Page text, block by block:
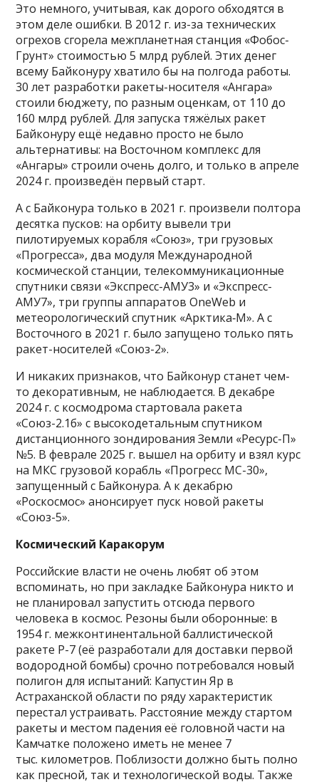
Это немного, учитывая, как дорого обходятся в
этом деле ошибки. В 2012 г. из-за технических
огрехов сгорела межпланетная станция «Фобос-
Грунт» стоимостью 5 млрд рублей. Этих денег
всему Байконуру хватило бы на полгода работы.
30 лет разработки ракеты-носителя «Ангара»
стоили бюджету, по разным оценкам, от 110 до
160 млрд рублей. Для запуска тяжёлых ракет
Байконуру ещё недавно просто не было
альтернативы: на Восточном комплекс для
«Ангары» строили очень долго, и только в апреле
2024 г. произведён первый старт.
А с Байконура только в 2021 г. произвели полтора
десятка пусков: на орбиту вывели три
пилотируемых корабля «Союз», три грузовых
«Прогресса», два модуля Международной
космической станции, телекоммуникационные
спутники связи «Экспресс-АМУ3» и «Экспресс-
АМУ7», три группы аппаратов OneWeb и
метеорологический спутник «Арктика‑М». А с
Восточного в 2021 г. было запущено только пять
ракет-носителей «Союз-2».
И никаких признаков, что Байконур станет чем-
то декоративным, не наблюдается. В декабре
2024 г. с космодрома стартовала ракета
«Союз-2.1б» с высокодетальным спутником
дистанционного зондирования Земли «Ресурс-П»
№5. В феврале 2025 г. вышел на орбиту и взял курс
на МКС грузовой корабль «Прогресс МС-30»,
запущенный с Байконура. А к декабрю
«Роскосмос» анонсирует пуск новой ракеты
«Союз-5».
Космический Каракорум
Российские власти не очень любят об этом
вспоминать, но при закладке Байконура никто и
не планировал запустить отсюда первого
человека в космос. Резоны были оборонные: в
1954 г. межконтинентальной баллистической
ракете Р-7 (её разработали для доставки первой
водородной бомбы) срочно потребовался новый
полигон для испытаний: Капустин Яр в
Астраханской области по ряду характеристик
перестал устраивать. Расстояние между стартом
ракеты и местом падения её головной части на
Камчатке положено иметь не менее 7
тыс. километров. Поблизости должно быть полно
как пресной, так и технологической воды. Также